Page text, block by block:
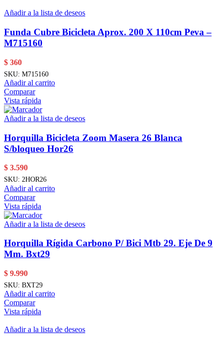
Añadir a la lista de deseos
Funda Cubre Bicicleta Aprox. 200 X 110cm Peva –
M715160
$ 360
SKU: M715160
Añadir al carrito
Comparar
Vista rápida
Añadir a la lista de deseos
Horquilla Bicicleta Zoom Masera 26 Blanca
S/bloqueo Hor26
$ 3.590
SKU: 2HOR26
Añadir al carrito
Comparar
Vista rápida
Añadir a la lista de deseos
Horquilla Rígida Carbono P/ Bici Mtb 29. Eje De 9
Mm. Bxt29
$ 9.990
SKU: BXT29
Añadir al carrito
Comparar
Vista rápida
Añadir a la lista de deseos